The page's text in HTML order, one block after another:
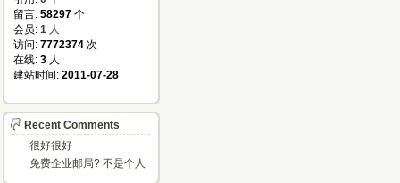
留言: 58297 个
会员: 1 人
访问: 7772374 次
在线: 3 人
建站时间: 2011-07-28
Recent Comments
很好很好
免费企业邮局? 不是个人